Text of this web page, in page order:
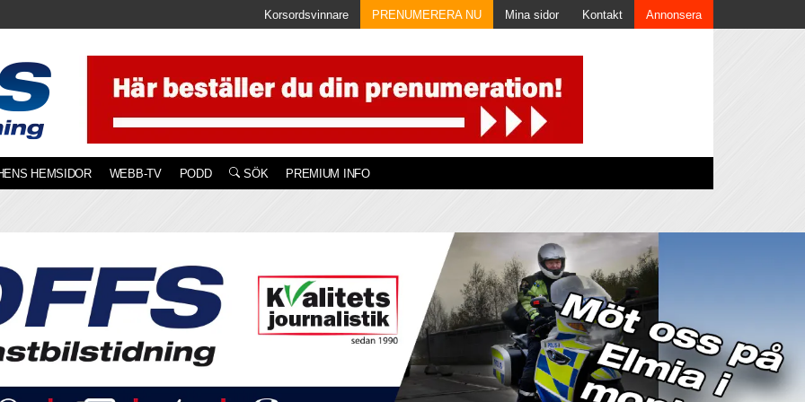
Korsordsvinnare PRENUMERERA NU Mina sidor Kontakt Annonsera
HEMSIDOR WEBB-TV PODD SÖK PREMIUM INFO